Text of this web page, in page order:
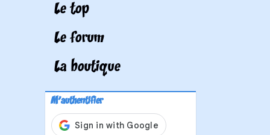
Le top
Le forum
La boutique
M'authentifier